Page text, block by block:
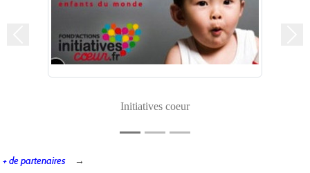
Initiatives coeur
Précedent
+ de partenaires